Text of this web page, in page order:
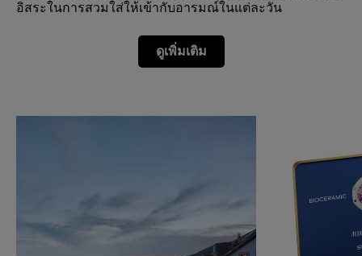
อิสระในการสวมใส่ให้เข้ากับอารมณ์ในแต่ละวัน
ดูเพิ่มเติม